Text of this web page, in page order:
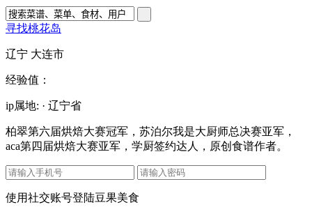
寻找桃花岛
辽宁 大连市
经验值：
ip属地: · 辽宁省
柏翠第六届烘焙大赛冠军，苏泊尔我是大厨师总决赛亚军，
aca第四届烘焙大赛亚军，学厨签约达人，原创食谱作者。
使用社交账号登陆豆果美食